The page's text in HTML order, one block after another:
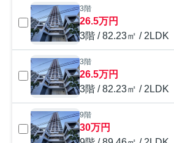
3階
26.5万円
3階 / 82.23㎡ / 2LDK
3階
26.5万円
3階 / 82.23㎡ / 2LDK
9階
30万円